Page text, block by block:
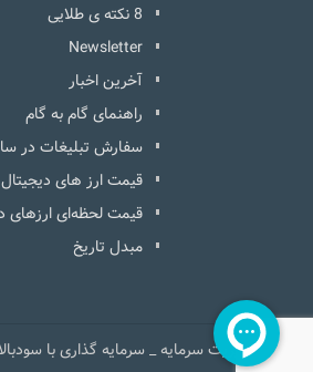
8 نکته ی طلایی
Newsletter
آخرین اخبار
راهنمای گام به گام
سفارش تبلیغات در
قیمت ارز های دیجیتال
قیمت لحظه‌ای ارزهای
مبدل تاریخ
مدیریت سرمایه _ سرمایه گذاری با